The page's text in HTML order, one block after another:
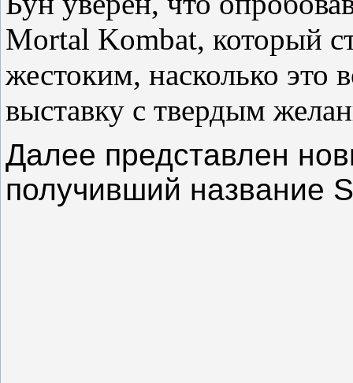
Mortal Kombat, который
жестоким, насколько
выставку с твердым
Далее представлен
получивший название